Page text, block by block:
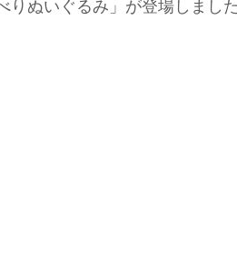
りぬいぐるみ」が登場しまし